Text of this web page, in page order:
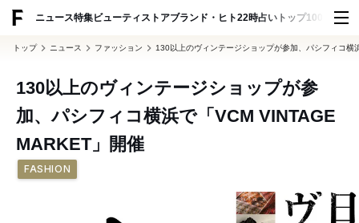
ニュース特集ビューティ ストアブランド・ヒト22時占い トップ100 スナッ
トップ ニュース ファッション 130以上のヴィンテージショップが参加、パシフィコ横
130以上のヴィンテージショップが参
加、パシフィコ横浜で「VCM VINTAGE
MARKET」開催
FASHION